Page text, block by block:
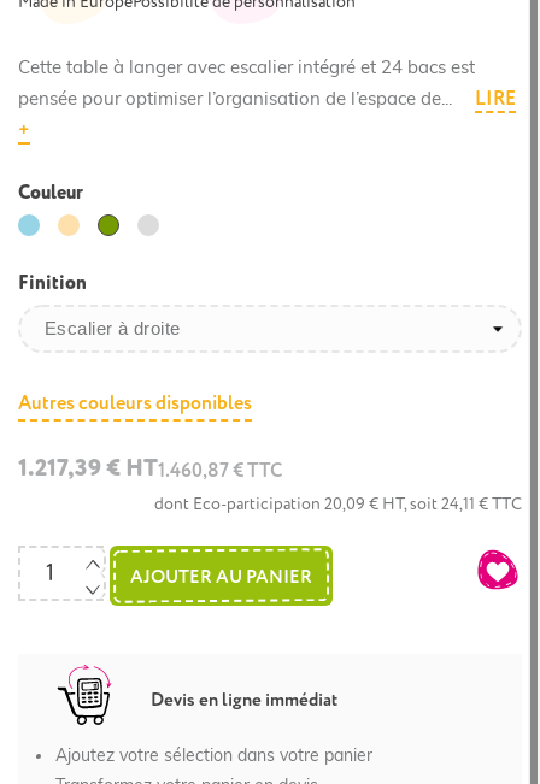
Cette table à langer avec escalier intégré et 24 bacs est
pensée pour optimiser l’organisation de l’espace de...
LIRE
+
Couleur
Bleu
BeigeVert
Gris
Finition
Autres couleurs disponibles
1.217,39 € HT1.460,87 € TTC
dont Eco-participation 20,09 € HT, soit 24,11 € TTC
AJOUTER AU PANIER
Devis en ligne immédiat
Ajoutez votre sélection dans votre panier